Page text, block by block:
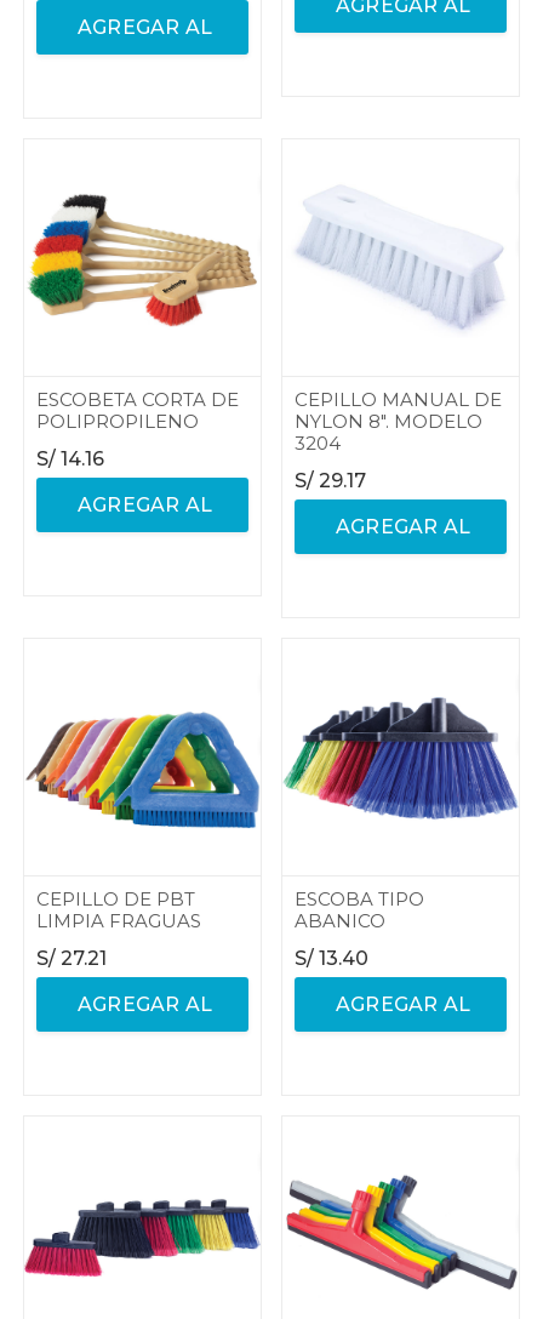
AGREGAR AL
AGREGAR AL
ESCOBETA CORTA DE
POLIPROPILENO
S/ 14.16
AGREGAR AL
CEPILLO MANUAL DE
NYLON 8". MODELO
3204
S/ 29.17
AGREGAR AL
CEPILLO DE PBT
LIMPIA FRAGUAS
S/ 27.21
AGREGAR AL
ESCOBA TIPO
ABANICO
S/ 13.40
AGREGAR AL